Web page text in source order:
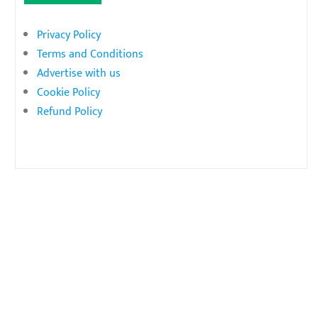
Privacy Policy
Terms and Conditions
Advertise with us
Cookie Policy
Refund Policy